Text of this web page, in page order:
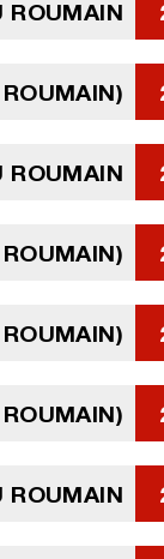
ROUMAIN
ROUMAIN
ROUMAIN